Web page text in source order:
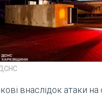
внаслідок атаки